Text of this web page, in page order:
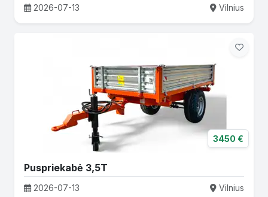
2026-07-13 Vilnius
3450 €
Puspriekabė 3,5T
2026-07-13 Vilnius